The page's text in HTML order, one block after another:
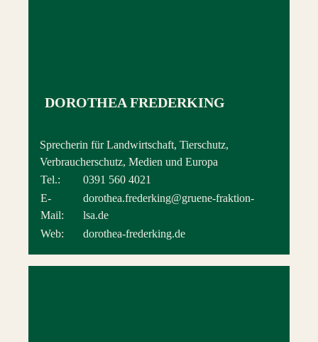
DOROTHEA FREDERKING
Sprecherin für Landwirtschaft, Tierschutz,
Verbraucherschutz, Medien und Europa
Tel.:
0391 560 4021
E-
Mail:
dorothea.frederking@gruene-fraktion-
lsa.de
Web:
dorothea-frederking.de